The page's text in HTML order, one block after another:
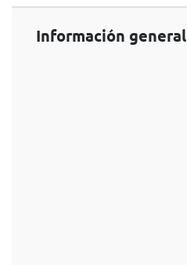
Información general